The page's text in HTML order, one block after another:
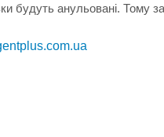
будуть анульовані. Тому